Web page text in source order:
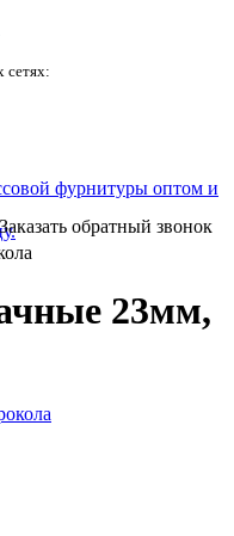
сетях:
Заказать обратный звонок
фурнитуры оптом и
23мм,